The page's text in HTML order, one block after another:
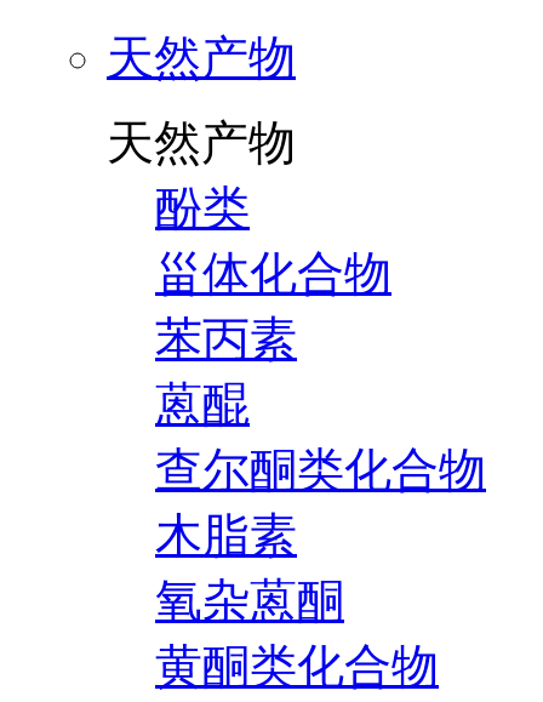
天然产物
天然产物
酚类
甾体化合物
苯丙素
蒽醌
查尔酮类化合物
木脂素
氧杂蒽酮
黄酮类化合物